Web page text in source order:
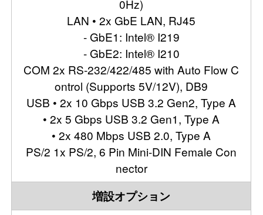
0Hz)
LAN • 2x GbE LAN, RJ45
- GbE1: Intel® I219
- GbE2: Intel® I210
COM 2x RS-232/422/485 with Auto Flow C
ontrol (Supports 5V/12V), DB9
USB • 2x 10 Gbps USB 3.2 Gen2, Type A
• 2x 5 Gbps USB 3.2 Gen1, Type A
• 2x 480 Mbps USB 2.0, Type A
PS/2 1x PS/2, 6 Pin Mini-DIN Female Con
nector
増設オプション